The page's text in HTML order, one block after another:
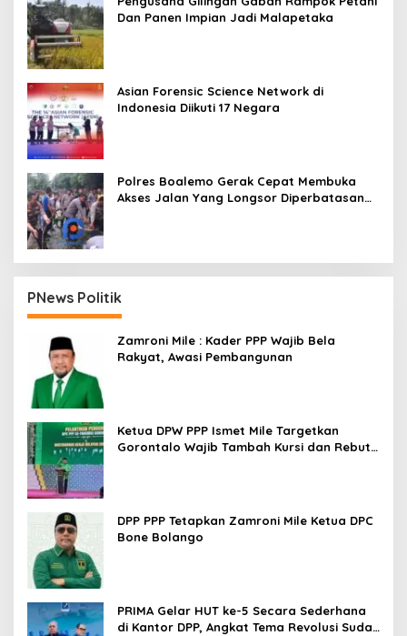
Dan Panen Impian Jadi Malapetaka
Asian Forensic Science Network di
Indonesia Diikuti 17 Negara
Polres Boalemo Gerak Cepat Membuka
Akses Jalan Yang Longsor Diperbatasan
PNews Politik
Zamroni Mile : Kader PPP Wajib Bela
Rakyat, Awasi Pembangunan
Ketua DPW PPP Ismet Mile Targetkan
Gorontalo Wajib Tambah Kursi dan Rebut
DPP PPP Tetapkan Zamroni Mile Ketua DPC
Bone Bolango
PRIMA Gelar HUT ke-5 Secara Sederhana
di Kantor DPP, Angkat Tema Revolusi Sudah